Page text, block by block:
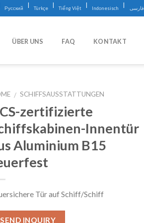
Русский | Türkçe | Tiếng Việt | Indonesisch | فارسی
ÜBER UNS FAQ KONTAKT
/ SCHIFFSAUSSTATTUNGEN
zertifizierte
Innentür
Aluminium B15
Tür auf Schiff/Schiff
SEND INQUIRY